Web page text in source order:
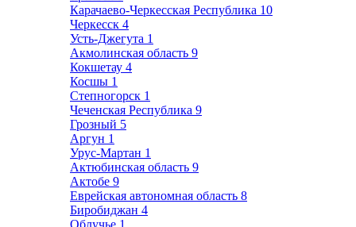
Карачаево-Черкесская Республика 10
Черкесск 4
Усть-Джегута 1
Акмолинская область 9
Кокшетау 4
Косшы 1
Степногорск 1
Чеченская Республика 9
Грозный 5
Аргун 1
Урус-Мартан 1
Актюбинская область 9
Актобе 9
Еврейская автономная область 8
Биробиджан 4
Облучье 1